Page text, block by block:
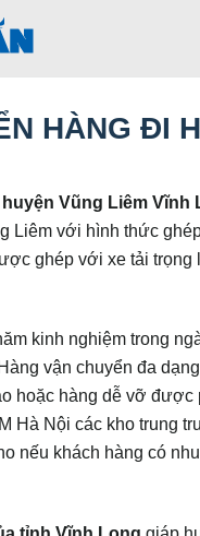
HÀNG ĐI
Vũng Liêm Vĩnh
Liêm với hình thức
ghép với xe tải
kinh nghiệm trong
vận chuyển đa
hoặc hàng dễ vỡ
Hà Nội các kho trung
nếu khách hàng có